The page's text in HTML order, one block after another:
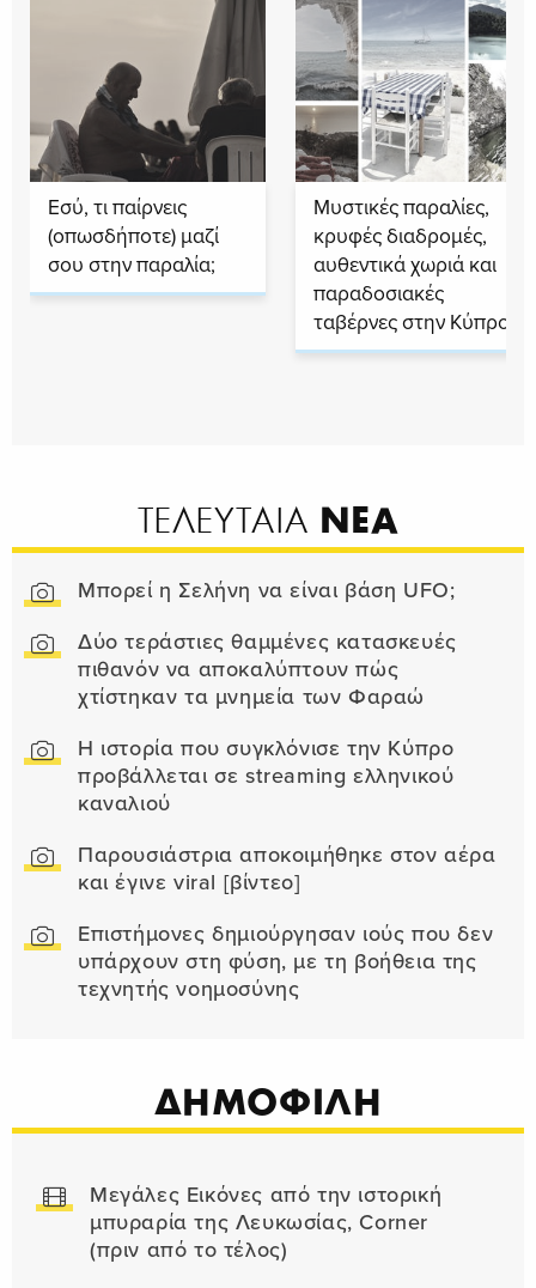
Εσύ, τι παίρνεις
(οπωσδήποτε) μαζί
σου στην παραλία;
Μυστικές παραλίες,
κρυφές διαδρομές,
αυθεντικά χωριά και
παραδοσιακές
ταβέρνες στην Κύπρο
ΤΕΛΕΥΤΑΙΑ ΝΕΑ
Μπορεί η Σελήνη να είναι βάση UFO;
Δύο τεράστιες θαμμένες κατασκευές
πιθανόν να αποκαλύπτουν πώς
χτίστηκαν τα μνημεία των Φαραώ
Η ιστορία που συγκλόνισε την Κύπρο
προβάλλεται σε streaming ελληνικού
καναλιού
Παρουσιάστρια αποκοιμήθηκε στον αέρα
και έγινε viral [βίντεο]
Επιστήμονες δημιούργησαν ιούς που δεν
υπάρχουν στη φύση, με τη βοήθεια της
τεχνητής νοημοσύνης
ΔΗΜΟΦΙΛΗ
Μεγάλες Εικόνες από την ιστορική
μπυραρία της Λευκωσίας, Corner
(πριν από το τέλος)